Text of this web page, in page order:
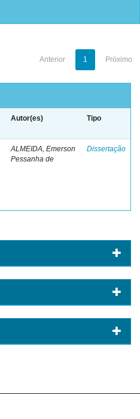
Anterior 1 Próximo
Autor(es) Tipo
ALMEIDA, Emerson
Pessanha de
Dissertação